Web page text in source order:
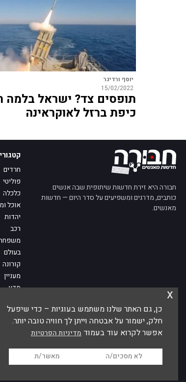
יוסף ורדיגר
15/02/2022
תופסים צד? ישראל בלמה
כיפת ברזל לאוקראינה
כן, גם האתר שלנו משתמש בעוגיות – כדי שיפעל
חלק, ישמור על אבטחה וייתן לך חוויה טובה יותר.
אפשר לקרוא עוד בעמוד מדיניות הפרטיות
לא מסכים/ה מאשר/ת
x
חבורה היא זירת חדשות שיתופית שבה אנשים
כותבים, מדרגים ומשפיעים על סדר היום — חדשות
מאנשים.
חרדים
פוליטי
כלכלה
אוכל
יהדות
רכב
בעולם
קורונה
מעניין
מדע
פנו אלינו